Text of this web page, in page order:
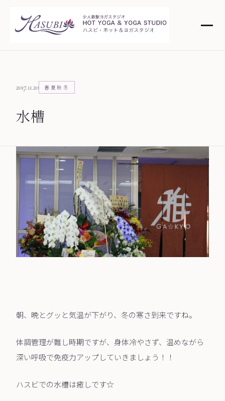
2017.11.20 春夏秋冬
水槽
朝、晩とグッと気温が下がり、冬の寒さ到来ですね。
体調管理が難し時期ですが、身体冷やさず、温めながら
深い呼吸で免疫力アップしていきましょう！！
ハスビでの水槽は癒しです☆